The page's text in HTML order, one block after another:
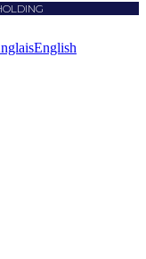
English